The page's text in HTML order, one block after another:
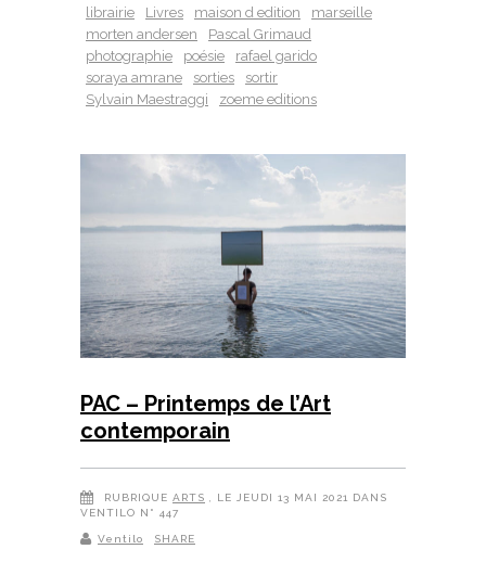
librairie
Livres maison d edition
marseille
morten andersen
Pascal Grimaud
photographie
poésie
rafael garido
soraya amrane
sorties
sortir
Sylvain Maestraggi
zoeme editions
PAC – Printemps de l’Art
contemporain
RUBRIQUE ARTS
, LE JEUDI 13 MAI 2021 DANS
VENTILO N° 447
Ventilo SHARE